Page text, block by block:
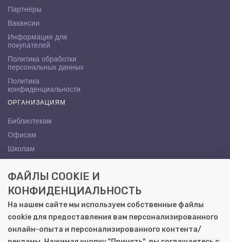
Партнёры
Вакансии
Информация для
покупателей
Политика обработки
персональных данных
Политика
конфиденциальности
ОРГАНИЗАЦИЯМ
Библиотекам
Офисам
Школам
КОНТАКТЫ
Саратов, ул. Осипова, 10А
+7 (8452) 72-65-65
gemera@moya-kniga.ru
ФАЙЛЫ COOKIE И
КОНФИДЕНЦИАЛЬНОСТЬ
На нашем сайте мы используем собственные файлы
cookie для предоставления вам персонализированного
онлайн-опыта и персонализированного контента/